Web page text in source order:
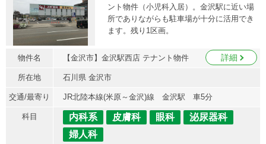
ント物件（小児科入居）。金沢駅に近い場
所でありながらも駐車場が十分に活用でき
ます。残り1区画。
物件名 【金沢市】金沢駅西店 テナント物件 詳細
所在地 石川県 金沢市
交通/最寄り JR北陸本線(米原～金沢)線 金沢駅 車5分
科目 内科系 皮膚科 眼科
泌尿器科
婦人科